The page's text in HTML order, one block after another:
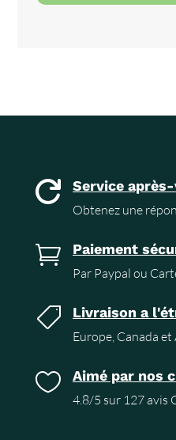
 Service
Obtenez une
 Paiement
Par Paypal ou
 Livraison a
Europe, Canada
 Aimé par nos
4.8/5 sur 127 avis